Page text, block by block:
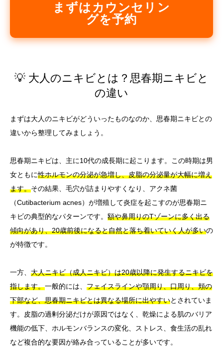
まずはカウンセリン
グを予約
💡 大人のニキビとは？思春期ニキビと
の違い
まずは大人のニキビがどういったものなのか、思春期ニキビとの
違いから整理してみましょう。
思春期ニキビは、主に10代の成長期に起こります。この時期は男
女ともに性ホルモンの分泌が急増し、皮脂の分泌量が大幅に増え
ます。その結果、毛穴が詰まりやすくなり、アクネ菌
（Cutibacterium acnes）が増殖して炎症を起こすのが思春期ニ
キビの典型的なパターンです。 額や鼻周りのTゾーンに多く出る
傾向があり、20歳前後になると自然と落ち着いていく人が多いの
が特徴です。
一方、 大人ニキビ（成人ニキビ）は20歳以降に発生するニキビを
指します。一般的には、 フェイスラインや顎周り、口周り、頬の
下部など、思春期ニキビとは異なる場所に出やすいとされていま
す。皮脂の過剰分泌だけが原因ではなく、乾燥による肌のバリア
機能の低下、ホルモンバランスの変化、ストレス、食生活の乱れ
など複合的な要因が絡み合っていることが多いです。